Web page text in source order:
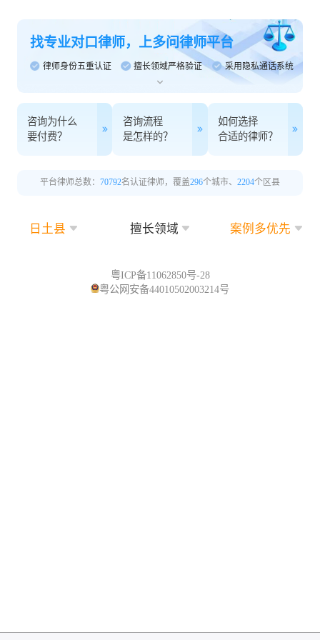
找专业对口律师，上多问律师平台
律师身份五重认证 擅长领域严格验证 采用隐私通话系统
咨询为什么
要付费？
咨询流程
是怎样的？
如何选择
合适的律师？
平台律师总数： 70792名认证律师，覆盖296个城市、 2204个区县
日土县 擅长领域 案例多优先
粤ICP备11062850号-28
粤公网安备44010502003214号